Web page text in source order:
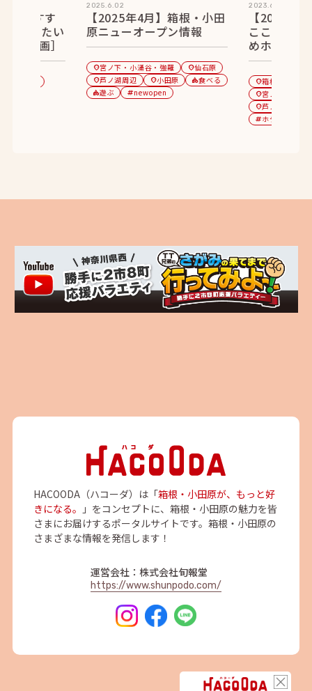
石原すす
楽しみたい
PR企画］
2025.6.02
【2025年4月】箱根・小田
原ニューオープン情報
location_on宮ノ下・小涌谷・強羅 location_on仙石原
location_on芦ノ湖周辺 location_on小田原 category食べる
category遊ぶ tagnewopen
2023.6.30
【2023年
ここに決ま
めホテル&
location_on箱根湯本
location_on宮ノ下・小涌
location_on芦ノ湖周辺
tagホテル
HACOODA（ハコーダ）は「箱根・小田原が、もっと好
きになる。
」をコンセプトに、箱根・小田原の魅力を皆
さまにお届けするポータルサイトです。箱根・小田原の
さまざまな情報を発信します！
運営会社：株式会社旬報堂
https://www.shunpodo.com/